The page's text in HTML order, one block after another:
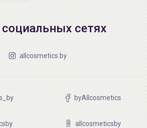
сетях
allcosmetics.by
byAllcosmetics
allcosmeticsby